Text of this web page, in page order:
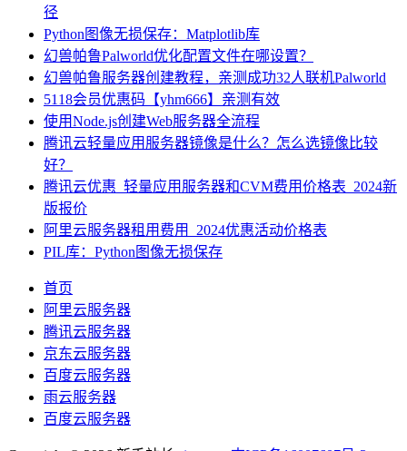
径
Python图像无损保存：Matplotlib库
幻兽帕鲁Palworld优化配置文件在哪设置？
幻兽帕鲁服务器创建教程，亲测成功32人联机Palworld
5118会员优惠码【yhm666】亲测有效
使用Node.js创建Web服务器全流程
腾讯云轻量应用服务器镜像是什么？怎么选镜像比较
好？
腾讯云优惠_轻量应用服务器和CVM费用价格表_2024新
版报价
阿里云服务器租用费用_2024优惠活动价格表
PIL库：Python图像无损保存
首页
阿里云服务器
腾讯云服务器
京东云服务器
百度云服务器
雨云服务器
百度云服务器